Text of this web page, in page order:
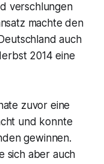
verschlungen
machte den
auch
2014 eine
zuvor eine
und konnte
gewinnen.
sich aber auch